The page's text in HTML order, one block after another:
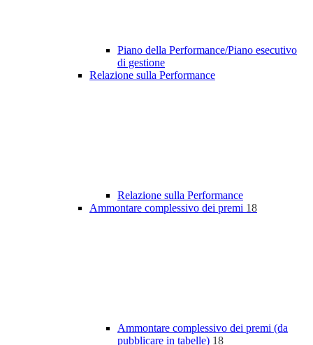
Piano della Performance/Piano esecutivo
di gestione
Relazione sulla Performance
Relazione sulla Performance
Ammontare complessivo dei premi 18
Ammontare complessivo dei premi (da
pubblicare in tabelle) 18